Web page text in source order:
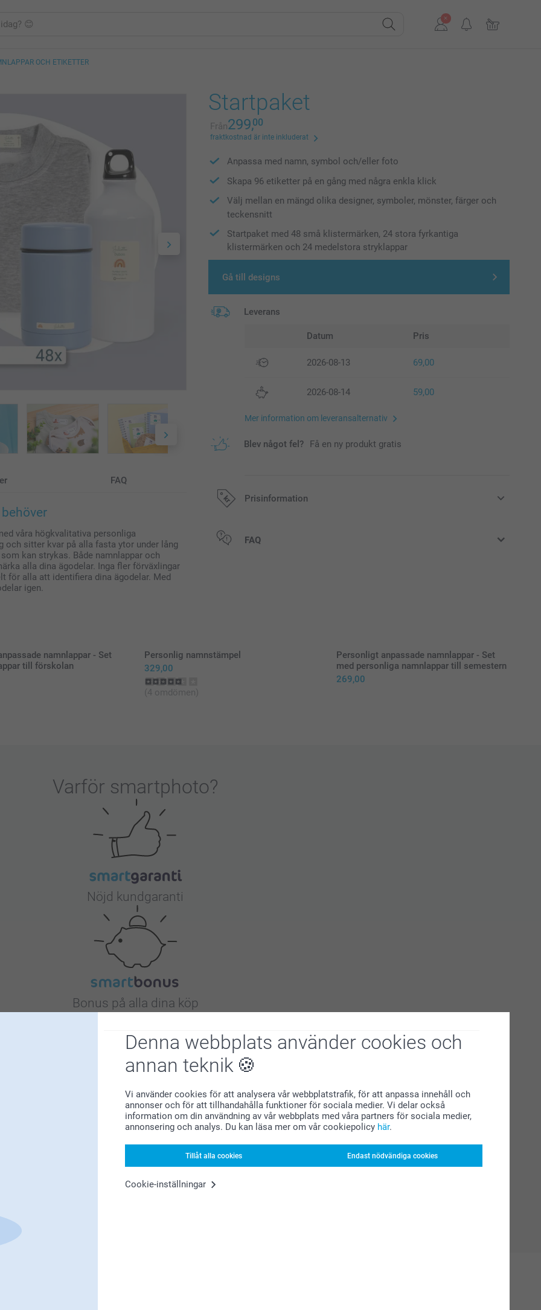
Denna webbplats använder cookies och
annan teknik
Vi använder cookies för att analysera vår webbplatstrafik, för att anpassa innehåll och
annonser och för att tillhandahålla funktioner för sociala medier. Vi delar också
information om din användning av vår webbplats med våra partners för sociala medier,
annonsering och analys. Du kan läsa mer om vår cookiepolicy här.
Tillåt alla cookies Endast nödvändiga cookies
Cookie-inställningar
OCH ETIKETTER
FAQ
våra högkvalitativa personliga
och sitter kvar på alla fasta ytor under lång
kan strykas. Både namnlappar och
alla dina ägodelar. Inga fler förväxlingar
för alla att identifiera dina ägodelar. Med
igen.
Startpaket
Från299,00
fraktkostnad är inte inkluderat
Anpassa med namn, symbol och/eller foto
Skapa 96 etiketter på en gång med några enkla klick
Välj mellan en mängd olika designer, symboler, mönster, färger och
teckensnitt
Startpaket med 48 små klistermärken, 24 stora fyrkantiga
klistermärken och 24 medelstora stryklappar
Gå till designs
Leverans
Datum Pris
2026-08-13 69,00
2026-08-14 59,00
Mer information om leveransalternativ
Blev något fel? Få en ny produkt gratis
Prisinformation
Alla priser är i svenska kronor (SEK), inklusive moms och exklusive porto.
FAQ
namnlappar - Set
till förskolan
Personlig namnstämpel
329,00
(4 omdömen)
Personligt anpassade namnlappar - Set
med personliga namnlappar till semestern
269,00
Varför smartphoto?
Nöjd kundgaranti
Bonus på alla dina köp
Letar du efter inspiration?